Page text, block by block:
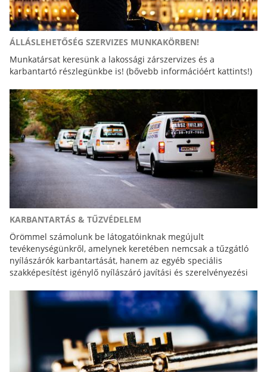
ÁLLÁSLEHETŐSÉG SZERVIZES MUNKAKÖRBEN!
Munkatársat keresünk a lakossági zárszervizes és a
karbantartó részlegünkbe is! (bővebb információért kattints!)
KARBANTARTÁS & TŰZVÉDELEM
Örömmel számolunk be látogatóinknak megújult
tevékenységünkről, amelynek keretében nemcsak a tűzgátló
nyílászárók karbantartását, hanem az egyéb speciális
szakképesítést igénylő nyílászáró javítási és szerelvényezési